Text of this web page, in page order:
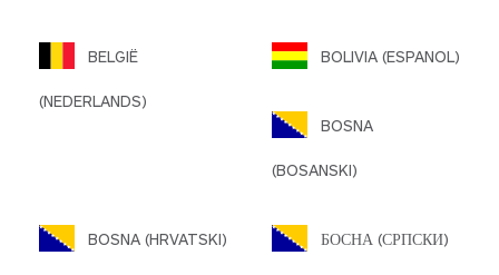
BELGIË
(NEDERLANDS)
BOLIVIA (ESPANOL)
BOSNA
(BOSANSKI)
BOSNA (HRVATSKI) БОСНА (СРПСКИ)